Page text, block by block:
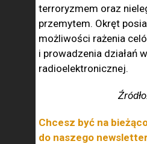
terroryzmem oraz
przemytem. Okręt
możliwości rażenia
i prowadzenia działań
radioelektronicznej.
Chcesz być na
do naszego